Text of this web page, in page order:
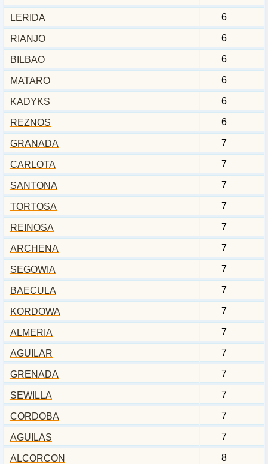
LERIDA 6
RIANJO 6
BILBAO 6
MATARO 6
KADYKS 6
REZNOS 6
GRANADA 7
CARLOTA 7
SANTONA 7
TORTOSA 7
REINOSA 7
ARCHENA 7
SEGOWIA 7
BAECULA 7
KORDOWA 7
ALMERIA 7
AGUILAR 7
GRENADA 7
SEWILLA 7
CORDOBA 7
AGUILAS 7
ALCORCON 8